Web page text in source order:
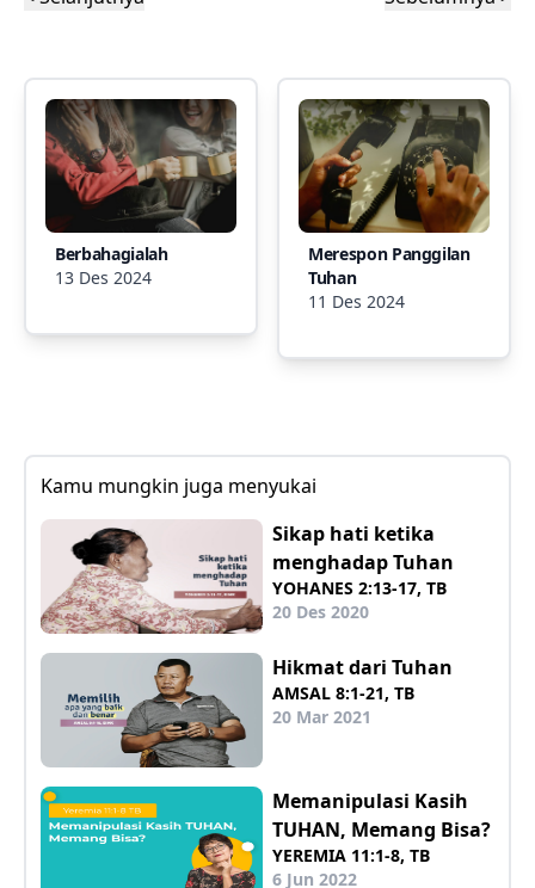
Berbahagialah
13 Des 2024
Merespon Panggilan
Tuhan
11 Des 2024
Kamu mungkin juga menyukai
Sikap hati ketika
menghadap Tuhan
YOHANES 2:13-17, TB
20 Des 2020
Hikmat dari Tuhan
AMSAL 8:1-21, TB
20 Mar 2021
Memanipulasi Kasih
TUHAN, Memang Bisa?
YEREMIA 11:1-8, TB
6 Jun 2022